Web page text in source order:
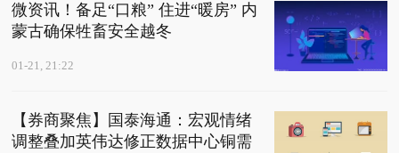
微资讯！备足“口粮” 住进“暖房” 内
蒙古确保牲畜安全越冬
01-21, 21:22
【券商聚焦】国泰海通：宏观情绪
调整叠加英伟达修正数据中心铜需